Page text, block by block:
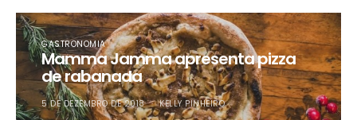
GASTRONOMIA
Mamma Jamma apresenta pizza
de rabanada
5 DE DEZEMBRO DE 2018 KELLY PINHEIRO